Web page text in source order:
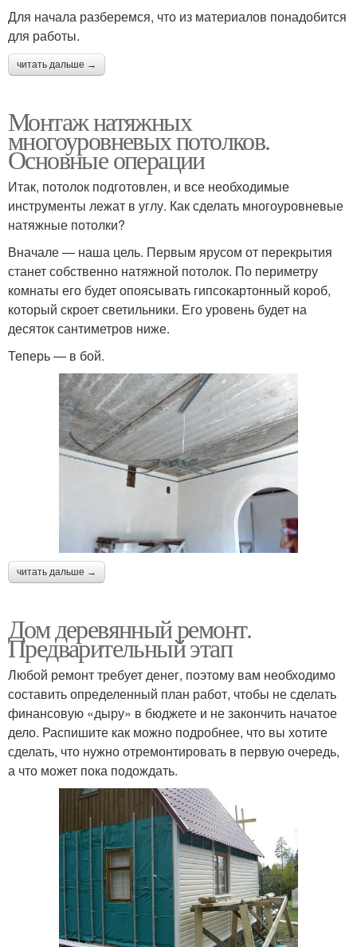
Для начала разберемся, что из материалов понадобится
для работы.
читать дальше →
Монтаж натяжных
многоуровневых потолков.
Основные операции
Итак, потолок подготовлен, и все необходимые
инструменты лежат в углу. Как сделать многоуровневые
натяжные потолки?
Вначале — наша цель. Первым ярусом от перекрытия
станет собственно натяжной потолок. По периметру
комнаты его будет опоясывать гипсокартонный короб,
который скроет светильники. Его уровень будет на
десяток сантиметров ниже.
Теперь — в бой.
читать дальше →
Дом деревянный ремонт.
Предварительный этап
Любой ремонт требует денег, поэтому вам необходимо
составить определенный план работ, чтобы не сделать
финансовую «дыру» в бюджете и не закончить начатое
дело. Распишите как можно подробнее, что вы хотите
сделать, что нужно отремонтировать в первую очередь,
а что может пока подождать.